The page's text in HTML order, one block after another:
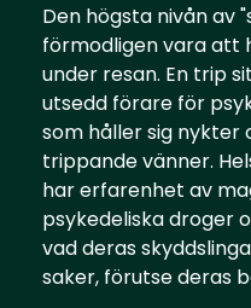
Den högsta nivån av
förmodligen vara att
under resan. En trip
utsedd förare för
som håller sig nykter
trippande vänner.
har erfarenhet av
psykedeliska droger
vad deras
saker, förutse deras